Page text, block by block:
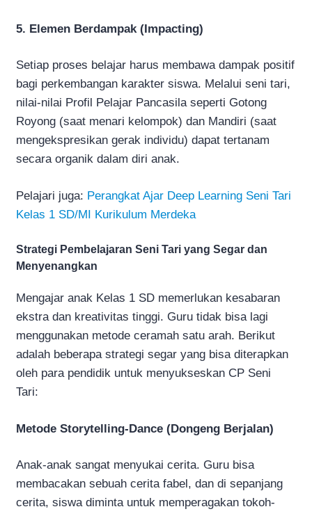
5. Elemen Berdampak (Impacting)
Setiap proses belajar harus membawa dampak positif
bagi perkembangan karakter siswa. Melalui seni tari,
nilai-nilai Profil Pelajar Pancasila seperti Gotong
Royong (saat menari kelompok) dan Mandiri (saat
mengekspresikan gerak individu) dapat tertanam
secara organik dalam diri anak.
Pelajari juga: Perangkat Ajar Deep Learning Seni Tari
Kelas 1 SD/MI Kurikulum Merdeka
Strategi Pembelajaran Seni Tari yang Segar dan
Menyenangkan
Mengajar anak Kelas 1 SD memerlukan kesabaran
ekstra dan kreativitas tinggi. Guru tidak bisa lagi
menggunakan metode ceramah satu arah. Berikut
adalah beberapa strategi segar yang bisa diterapkan
oleh para pendidik untuk menyukseskan CP Seni
Tari:
Metode Storytelling-Dance (Dongeng Berjalan)
Anak-anak sangat menyukai cerita. Guru bisa
membacakan sebuah cerita fabel, dan di sepanjang
cerita, siswa diminta untuk memperagakan tokoh-